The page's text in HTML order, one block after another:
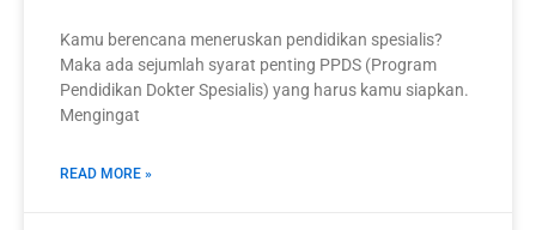
Kamu berencana meneruskan pendidikan spesialis?
Maka ada sejumlah syarat penting PPDS (Program
Pendidikan Dokter Spesialis) yang harus kamu siapkan.
Mengingat
READ MORE »